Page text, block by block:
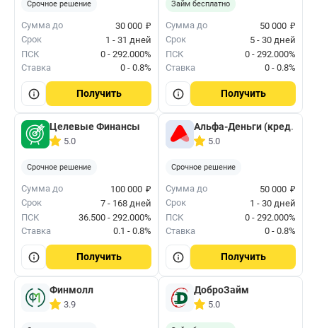
Срочное решение
Сумма до 30 000 ₽
Срок
1 - 31 дней
ПСК
0 - 292.000%
Ставка
0 - 0.8%
Получить
Займ бесплатно
Сумма до 50 000 ₽
Срок
5 - 30 дней
ПСК
0 - 292.000%
Ставка
0 - 0.8%
Получить
Целевые Финансы
5.0
Срочное решение
Сумма до 100 000 ₽
Срок
7 - 168 дней
ПСК
36.500 - 292.000%
Ставка
0.1 - 0.8%
Получить
Альфа-Деньги (кред.
5.0
Срочное решение
Сумма до 50 000 ₽
Срок
1 - 30 дней
ПСК
0 - 292.000%
Ставка
0 - 0.8%
Получить
Финмолл
3.9
ДоброЗайм
5.0